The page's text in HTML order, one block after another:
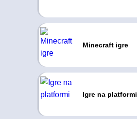
Minecraft igre
Igre na platformi